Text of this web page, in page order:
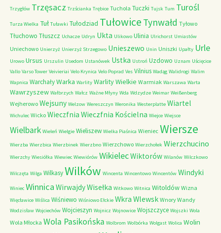
Trzygłów Trzęsacz Trzścianka Trębice Tuchola Tuczki Tujsk Tum Turośl
Turza Wielka Tuł Tuławki Tułodziad Tułowice Tynwałd Tyłowo
Tłuchowo Tłuszcz Uchacze Udryn Ukta Ulikowo Ulinia Ulrichorst Umiastów
Uniechowo Unierzyż Unierzyż Strzegowo Unieszewo Unin Uniszki Upałty Urle
Urowo Ursus Urszulin Usedom Ustanówek Ustka Ustroń Uzdowo Uznam Uścięcice
Vallo Varso Tower Veivieriai Velo Krynica Velo Poprad Ves Vilnius Wadąg Walidrogi Walim
Wapnica WarchałyWarka Warlity Warlity Wielkie Warmiak Warszawa Warta
Wawrzyszew Wałbrzych Wałcz Ważne Młyny Wda Wdzydze Weimar Weißenberg
Wejherowo Wejsuny Welzow Wereszczyn Weronika Westerplatte Wiartel
Wichulec Wicko Wieczfnia Wieczfnia Kościelna Wiejce Wiejsce
Wielbark Wieleń Wielgie Wieliszew Wielka Piaśnica Wieniec Wiersze
Wierzba Wierzbica Wierzbinek Wierzbno Wierzchowo Wierzchołek Wierzchucino
Wierzchy Wiesiółka Wiewiec Wiewiórów WikielecWiktorów Wilanów Wilczkowo
Wilczęta Wilga WilkasyWilków Wincenta Wincentowo Wincentów Windyki
Winiec Winnica WirwajdyWisełka Witkowo Witnica Witoldów Wizna
Więcławice Wiślica Wiśniewo Wiśniowo Ełckie Wkra Wlewsk Wnory Wandy
Wodzisław Wojciechów Wojcieszyn Wojnicz Wojnowice Wojszczyce Wojszki Wola
Wola Młocka Wola Pasikońska Wolbrom Wolbórka Wolgast Wolica Wolin